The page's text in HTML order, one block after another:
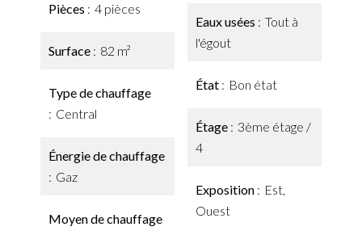
Pièces 4 pièces
Surface 82 m²
Type de chauffage
Central
Énergie de chauffage
Gaz
Moyen de chauffage
Eaux usées
Tout à
l'égout
État Bon état
Étage
3ème étage /
4
Exposition
Est,
Ouest